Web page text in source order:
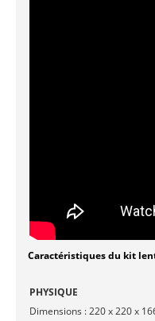
Caractéristiques du kit
PHYSIQUE
Dimensions : 220 x 220 x